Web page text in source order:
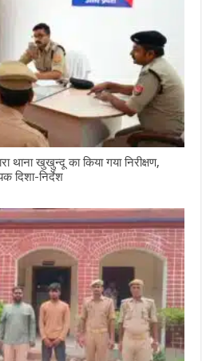
थाना खुखुन्दू का किया गया निरीक्षण,
दिशा-निर्देश